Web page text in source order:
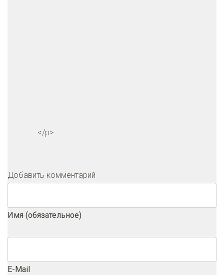
</p>
Добавить комментарий
Имя (обязательное)
E-Mail